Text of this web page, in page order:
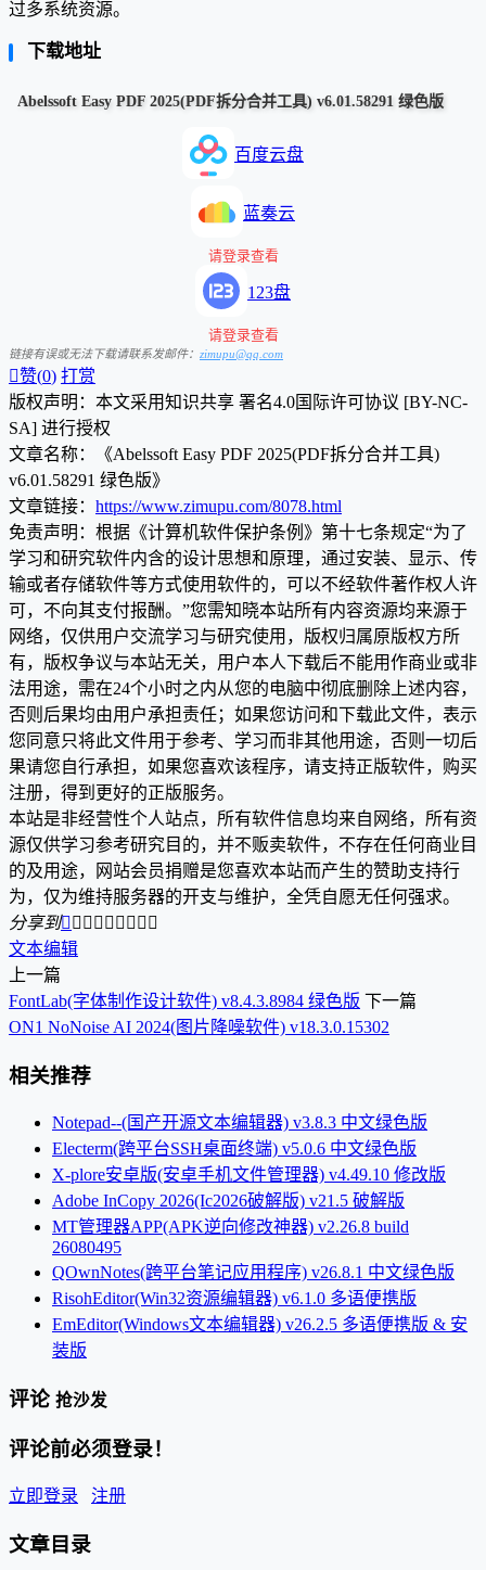
过多系统资源。
下载地址
Abelssoft Easy PDF 2025(PDF拆分合并工具) v6.01.58291 绿色版
百度云盘
蓝奏云
请登录查看
123盘
请登录查看
链接有误或无法下载请联系发邮件： zimupu@qq.com
赞(0) 打赏
版权声明：本文采用知识共享 署名4.0国际许可协议 [BY-NC-
SA] 进行授权
文章名称：《Abelssoft Easy PDF 2025(PDF拆分合并工具)
v6.01.58291 绿色版》
文章链接： https://www.zimupu.com/8078.html
免责声明：根据《计算机软件保护条例》第十七条规定“为了
学习和研究软件内含的设计思想和原理，通过安装、显示、传
输或者存储软件等方式使用软件的，可以不经软件著作权人许
可，不向其支付报酬。”您需知晓本站所有内容资源均来源于
网络，仅供用户交流学习与研究使用，版权归属原版权方所
有，版权争议与本站无关，用户本人下载后不能用作商业或非
法用途，需在24个小时之内从您的电脑中彻底删除上述内容，
否则后果均由用户承担责任；如果您访问和下载此文件，表示
您同意只将此文件用于参考、学习而非其他用途，否则一切后
果请您自行承担，如果您喜欢该程序，请支持正版软件，购买
注册，得到更好的正版服务。
本站是非经营性个人站点，所有软件信息均来自网络，所有资
源仅供学习参考研究目的，并不贩卖软件，不存在任何商业目
的及用途，网站会员捐赠是您喜欢本站而产生的赞助支持行
为，仅为维持服务器的开支与维护，全凭自愿无任何强求。
分享到        
文本编辑
上一篇
FontLab(字体制作设计软件) v8.4.3.8984 绿色版 下一篇
ON1 NoNoise AI 2024(图片降噪软件) v18.3.0.15302
相关推荐
Notepad--(国产开源文本编辑器) v3.8.3 中文绿色版
Electerm(跨平台SSH桌面终端) v5.0.6 中文绿色版
X-plore安卓版(安卓手机文件管理器) v4.49.10 修改版
Adobe InCopy 2026(Ic2026破解版) v21.5 破解版
MT管理器APP(APK逆向修改神器) v2.26.8 build
26080495
QOwnNotes(跨平台笔记应用程序) v26.8.1 中文绿色版
RisohEditor(Win32资源编辑器) v6.1.0 多语便携版
EmEditor(Windows文本编辑器) v26.2.5 多语便携版 & 安
装版
评论 抢沙发
评论前必须登录！
立即登录 注册
文章目录